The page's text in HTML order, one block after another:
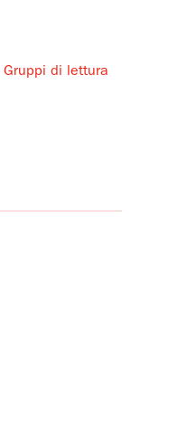
Gruppi di lettura